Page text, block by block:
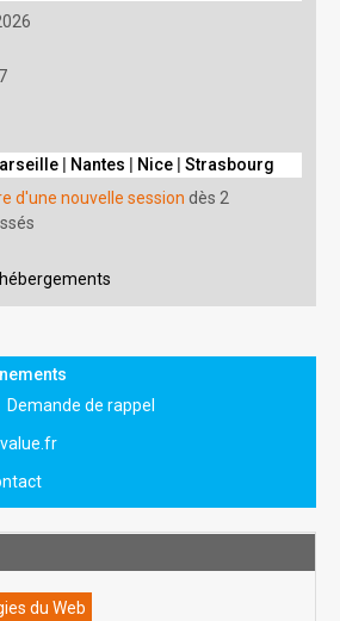
Nantes Nice
Strasbourg
d'une nouvelle session dès 2
Demande de rappel
du Web